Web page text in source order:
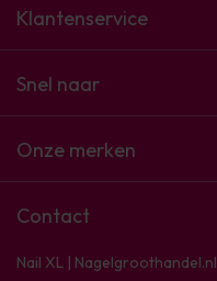
Klantenservice
Snel naar
Onze merken
Contact
Nail XL | Nagelgroothandel.nl